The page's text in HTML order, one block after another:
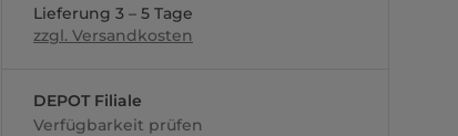
Lieferung 3 – 5 Tage
zzgl. Versandkosten
DEPOT Filiale
Verfügbarkeit prüfen